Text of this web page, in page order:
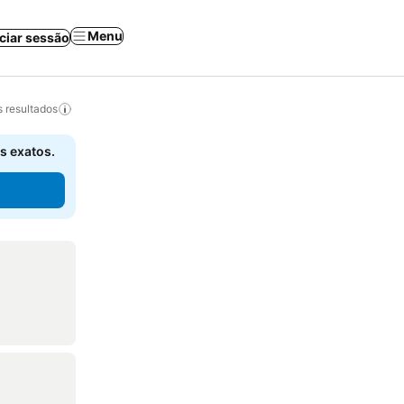
sessão Menu
resultados
exatos.